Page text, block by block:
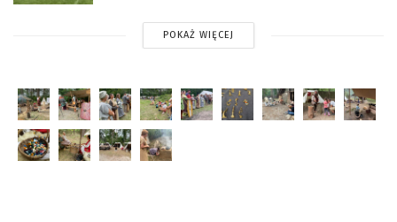
POKAŻ WIĘCEJ